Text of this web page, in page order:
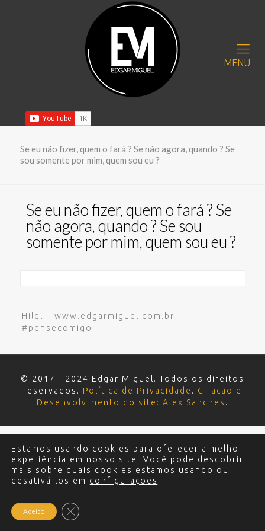
MENU
Se eu não fizer, quem o fará ? Se não agora, quando ? Se
sou somente por mim, quem sou eu ?
Se eu não fizer, quem o fará ? Se
não agora, quando ? Se sou
somente por mim, quem sou eu ?
Hilel – www.edgarmiguel.com.br
#pensecomigo
© 2017 - 2024 Edgar Miguel. Todos os direitos
reservados. Política de Privacidade . Criação e
Desenvolvimento do site: Alex Sanches .
Estamos usando cookies para oferecer a melhor
experiência em nosso site. Você pode descobrir
mais sobre quais cookies estamos usando ou
desativá-los em configurações .
Aceito Close GDPR Cookie Banner